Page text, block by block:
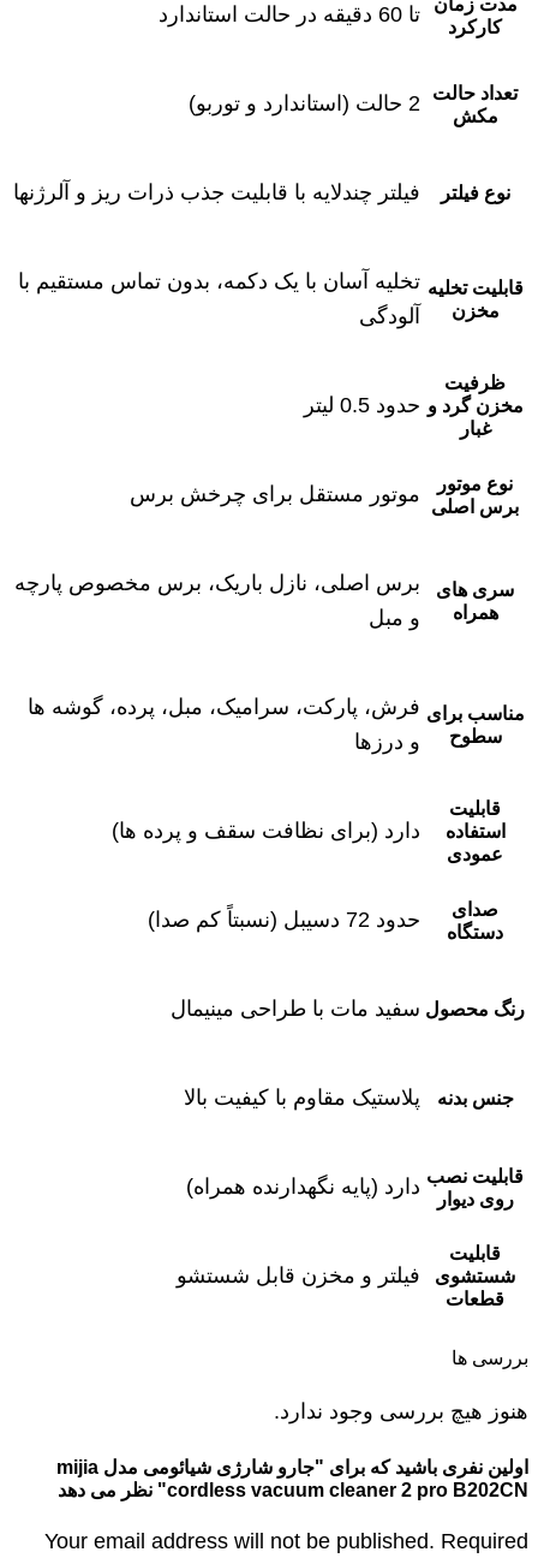
مدت زمان
کارکرد
تا 60 دقیقه در حالت استاندارد
تعداد حالت
مکش
2 حالت (استاندارد و توربو)
نوع فیلتر فیلتر چندلایه با قابلیت جذب ذرات ریز و آلرژنها
قابلیت تخلیه
مخزن
تخلیه آسان با یک دکمه، بدون تماس مستقیم با
آلودگی
ظرفیت
مخزن گرد و
غبار
حدود 0.5 لیتر
نوع موتور
برس اصلی
موتور مستقل برای چرخش برس
سری های
همراه
برس اصلی، نازل باریک، برس مخصوص پارچه
و مبل
مناسب برای
سطوح
فرش، پارکت، سرامیک، مبل، پرده، گوشه ها
و درزها
قابلیت
استفاده
عمودی
دارد (برای نظافت سقف و پرده ها)
صدای
دستگاه
حدود 72 دسیبل (نسبتاً کم صدا)
رنگ محصول سفید مات با طراحی مینیمال
جنس بدنه پلاستیک مقاوم با کیفیت بالا
قابلیت نصب
روی دیوار
دارد (پایه نگهدارنده همراه)
قابلیت
شستشوی
قطعات
فیلتر و مخزن قابل شستشو
بررسی ها
هنوز هیچ بررسی وجود ندارد.
اولین نفری باشید که برای "جارو شارژی شیائومی مدل mijia
cordless vacuum cleaner 2 pro B202CN" نظر می دهد
Your email address will not be published. Required